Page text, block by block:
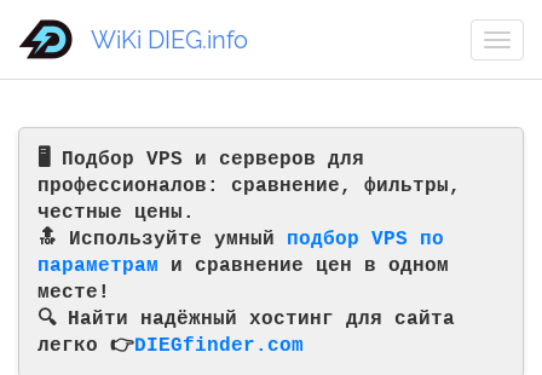
🖥️ Подбор VPS и серверов для
профессионалов: сравнение, фильтры,
честные цены.
🔝 Используйте умный подбор VPS по
параметрам и сравнение цен в одном
месте!
🔍 Найти надёжный хостинг для сайта
легко 👉DIEGfinder.com
WiKi DIEG.info